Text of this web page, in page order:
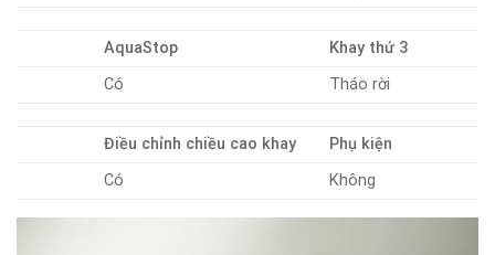
AquaStop
Khay thứ 3
Có
Tháo rời
Điều chỉnh chiều cao khay
Phụ kiện
Có
Không